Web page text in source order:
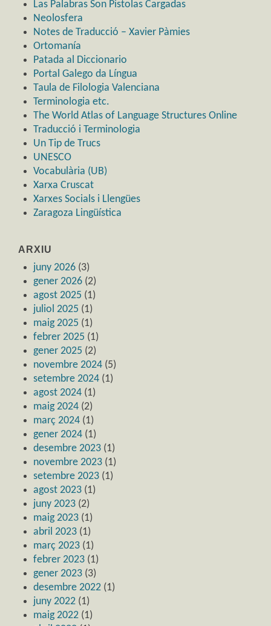
Las Palabras Son Pistolas Cargadas
Neolosfera
Notes de Traducció – Xavier Pàmies
Ortomanía
Patada al Diccionario
Portal Galego da Língua
Taula de Filologia Valenciana
Terminologia etc.
The World Atlas of Language Structures Online
Traducció i Terminologia
Un Tip de Trucs
UNESCO
Vocabulària (UB)
Xarxa Cruscat
Xarxes Socials i Llengües
Zaragoza Lingüística
ARXIU
juny 2026 (3)
gener 2026 (2)
agost 2025 (1)
juliol 2025 (1)
maig 2025 (1)
febrer 2025 (1)
gener 2025 (2)
novembre 2024 (5)
setembre 2024 (1)
agost 2024 (1)
maig 2024 (2)
març 2024 (1)
gener 2024 (1)
desembre 2023 (1)
novembre 2023 (1)
setembre 2023 (1)
agost 2023 (1)
juny 2023 (2)
maig 2023 (1)
abril 2023 (1)
març 2023 (1)
febrer 2023 (1)
gener 2023 (3)
desembre 2022 (1)
juny 2022 (1)
maig 2022 (1)